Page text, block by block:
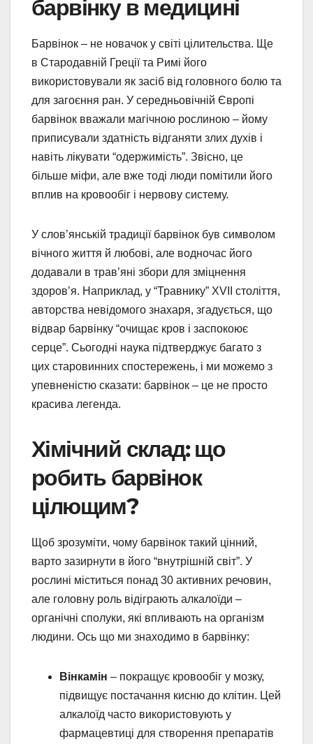
барвінку в медицині
Барвінок – не новачок у світі цілительства. Ще
в Стародавній Греції та Римі його
використовували як засіб від головного болю та
для загоєння ран. У середньовічній Європі
барвінок вважали магічною рослиною – йому
приписували здатність відганяти злих духів і
навіть лікувати “одержимість”. Звісно, це
більше міфи, але вже тоді люди помітили його
вплив на кровообіг і нервову систему.
У слов’янській традиції барвінок був символом
вічного життя й любові, але водночас його
додавали в трав’яні збори для зміцнення
здоров’я. Наприклад, у “Травнику” XVII століття,
авторства невідомого знахаря, згадується, що
відвар барвінку “очищає кров і заспокоює
серце”. Сьогодні наука підтверджує багато з
цих старовинних спостережень, і ми можемо з
упевненістю сказати: барвінок – це не просто
красива легенда.
Хімічний склад: що
робить барвінок
цілющим?
Щоб зрозуміти, чому барвінок такий цінний,
варто зазирнути в його “внутрішній світ”. У
рослині міститься понад 30 активних речовин,
але головну роль відіграють алкалоїди –
органічні сполуки, які впливають на організм
людини. Ось що ми знаходимо в барвінку:
Вінкамін – покращує кровообіг у мозку,
підвищує постачання кисню до клітин. Цей
алкалоїд часто використовують у
фармацевтиці для створення препаратів